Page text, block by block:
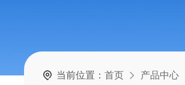
当前位置：首页 产品中心